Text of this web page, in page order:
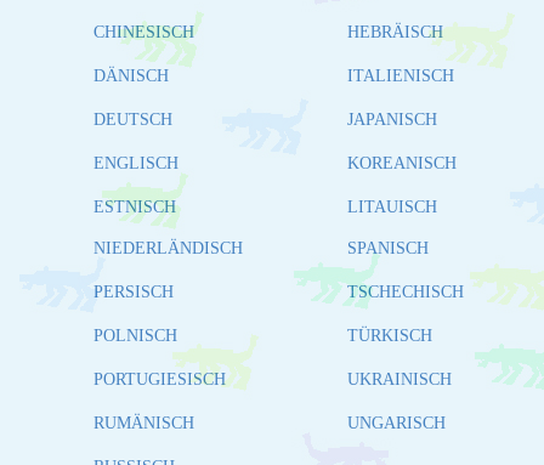
CHINESISCH
DÄNISCH
DEUTSCH
ENGLISCH
ESTNISCH
HEBRÄISCH
ITALIENISCH
JAPANISCH
KOREANISCH
LITAUISCH
NIEDERLÄNDISCH
PERSISCH
POLNISCH
PORTUGIESISCH
RUMÄNISCH
SPANISCH
TSCHECHISCH
TÜRKISCH
UKRAINISCH
UNGARISCH